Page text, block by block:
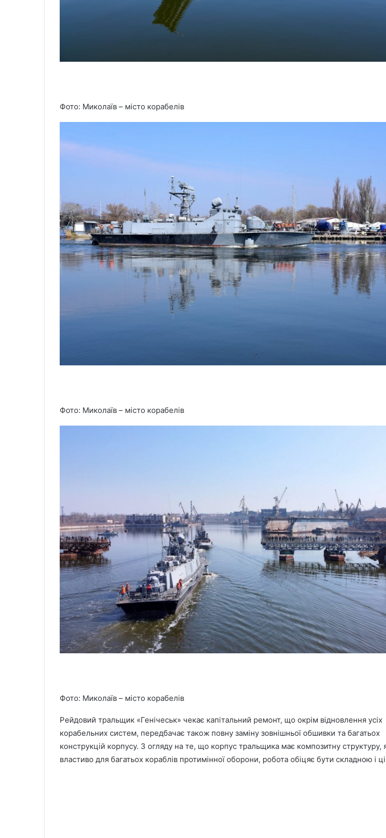
Фото: Миколаїв – місто корабелів
Фото: Миколаїв – місто корабелів
Фото: Миколаїв – місто корабелів
Рейдовий тральщик «Генічеськ» чекає капітальний ремонт, що окрім відновлення усіх
корабельних систем, передбачає також повну заміну зовнішньої обшивки та багатьох
конструкцій корпусу. З огляду на те, що корпус тральщика має композитну структуру,
властиво для багатьох кораблів протимінної оборони, робота обіцяє бути складною і